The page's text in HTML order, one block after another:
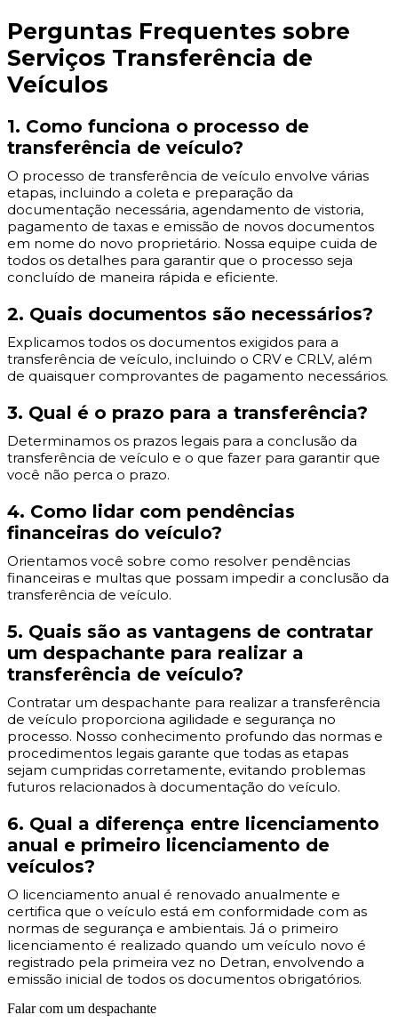
Perguntas Frequentes sobre
Serviços Transferência de
Veículos
1. Como funciona o processo de
transferência de veículo?
O processo de transferência de veículo envolve várias
etapas, incluindo a coleta e preparação da
documentação necessária, agendamento de vistoria,
pagamento de taxas e emissão de novos documentos
em nome do novo proprietário. Nossa equipe cuida de
todos os detalhes para garantir que o processo seja
concluído de maneira rápida e eficiente.
2. Quais documentos são necessários?
Explicamos todos os documentos exigidos para a
transferência de veículo, incluindo o CRV e CRLV, além
de quaisquer comprovantes de pagamento necessários.
3. Qual é o prazo para a transferência?
Determinamos os prazos legais para a conclusão da
transferência de veículo e o que fazer para garantir que
você não perca o prazo.
4. Como lidar com pendências
financeiras do veículo?
Orientamos você sobre como resolver pendências
financeiras e multas que possam impedir a conclusão da
transferência de veículo.
5. Quais são as vantagens de contratar
um despachante para realizar a
transferência de veículo?
Contratar um despachante para realizar a transferência
de veículo proporciona agilidade e segurança no
processo. Nosso conhecimento profundo das normas e
procedimentos legais garante que todas as etapas
sejam cumpridas corretamente, evitando problemas
futuros relacionados à documentação do veículo.
6. Qual a diferença entre licenciamento
anual e primeiro licenciamento de
veículos?
O licenciamento anual é renovado anualmente e
certifica que o veículo está em conformidade com as
normas de segurança e ambientais. Já o primeiro
licenciamento é realizado quando um veículo novo é
registrado pela primeira vez no Detran, envolvendo a
emissão inicial de todos os documentos obrigatórios.
Falar com um despachante